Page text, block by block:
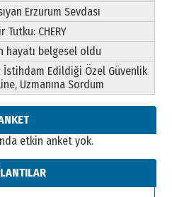
Erzurum Sevdası
Tutku: CHERY
hayatı belgesel oldu
İstihdam Edildiği Özel Güvenlik
Uzmanına Sordum
etkin anket yok.